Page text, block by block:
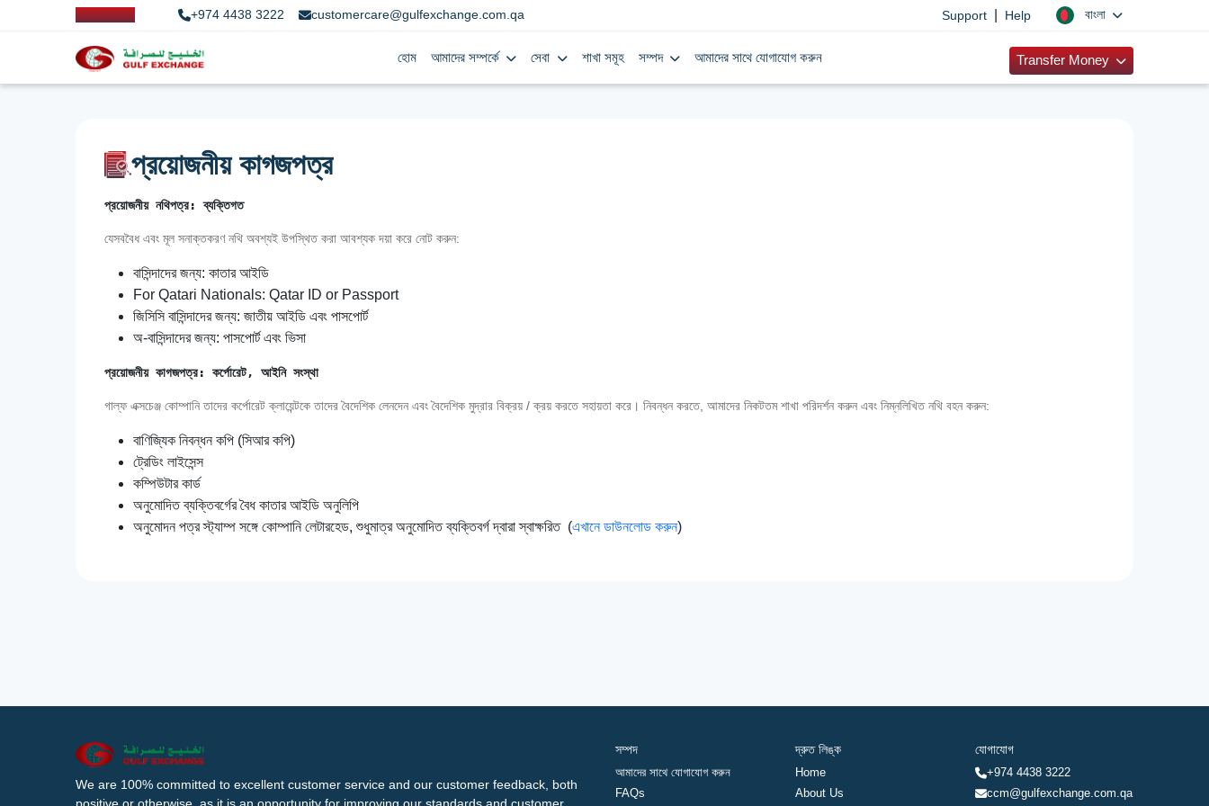
+974 4438 3222 customercare@gulfexchange.com.qa Support Help বাংলা
হোম আমাদের সম্পর্কে সেবা শাখা সমূহ সম্পদ আমাদের সাথে যোগাযোগ করুন Transfer Money
প্রয়োজনীয় কাগজপত্র
প্রয়োজনীয় নথিপত্র: ব্যক্তিগত
যেসববৈধ এবং মূল সনাক্তকরণ নথি অবশ্যই উপস্থিত করা আবশ্যক দয়া করে নোট করুন:
বাসিন্দাদের জন্য: কাতার আইডি
For Qatari Nationals: Qatar ID or Passport
জিসিসি বাসিন্দাদের জন্য: জাতীয় আইডি এবং পাসপোর্ট
অ-বাসিন্দাদের জন্য: পাসপোর্ট এবং ভিসা
প্রয়োজনীয় কাগজপত্র: কর্পোরেট, আইনি সংস্থা
গাল্‌ফ এক্সচেঞ্জ কোম্পানি তাদের কর্পোরেট ক্লায়েন্টকে তাদের বৈদেশিক লেনদেন এবং বৈদেশিক মুদ্রার বিক্রয় / ক্রয় করতে সহায়তা করে। নিবন্ধন করতে, আমাদের নিকটতম শাখা পরিদর্শন করুন এবং নিম্নলিখিত নথি বহন করুন:
বাণিজ্যিক নিবন্ধন কপি (সিআর কপি)
ট্রেডিং লাইসেন্স
কম্পিউটার কার্ড
অনুমোদিত ব্যক্তিবর্গের বৈধ কাতার আইডি অনুলিপি
অনুমোদন পত্র স্ট্যাম্প সঙ্গে কোম্পানি লেটারহেড, শুধুমাত্র অনুমোদিত ব্যক্তিবর্গ দ্বারা স্বাক্ষরিত (এখানে ডাউনলোড করুন)
We are 100% committed to excellent customer service and our customer feedback, both
সম্পদ
আমাদের সাথে যোগাযোগ করুন
FAQs
দ্রুত লিঙ্ক
Home
About Us
যোগাযোগ
+974 4438 3222
ccm@gulfexchange.com.qa